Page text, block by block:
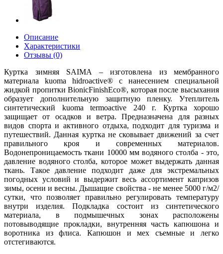
Описание
Характеристики
Отзывы (0)
Куртка зимняя SAIMA – изготовлена из мембранного
материала kuoma hidroactive® с нанесением специальной
жидкой пропитки BionicFinishEco®, которая после высыхания
образует дополнительную защитную пленку. Утеплитель
синтетический kuoma termoactive 240 г. Куртка хорошо
защищает от осадков и ветра. Предназначена для разных
видов спорта и активного отдыха, подходит для туризма и
путешествий. Данная куртка не сковывает движений за счет
правильного кроя и современных материалов.
Водонепроницаемость ткани 10000 мм водяного столба - это,
давление водяного столба, которое может выдержать данная
ткань. Такое давление подходит даже для экстремальных
погодных условий и выдержит весь ассортимент капризов
зимы, осени и весны. Дышащие свойства - не менее 5000 г/м2/
сутки, что позволяет правильно регулировать температуру
внутри изделия. Подкладка состоит из синтетического
материала, в подмышечных зонах расположены
потовыводящие прокладки, внутренняя часть капюшона и
воротника из флиса. Капюшон и мех съемные и легко
отстегиваются.